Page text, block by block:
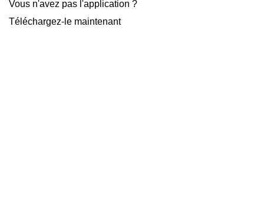
Vous n'avez pas l'application ?
Téléchargez-le maintenant